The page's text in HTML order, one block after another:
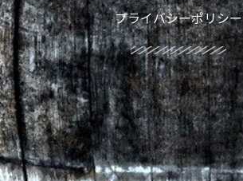
プライバシーポリシー